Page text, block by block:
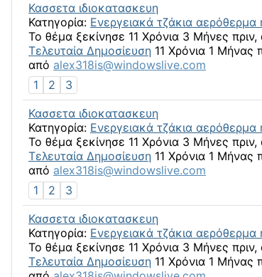
Κασσετα ιδιοκατασκευη
Κατηγορία: Ενεργειακά τζάκια αερόθερμα
Το θέμα ξεκίνησε 11 Χρόνια 3 Μήνες πριν,
Τελευταία Δημοσίευση 11 Χρόνια 1 Μήνας
από alex318is@windowslive.com
1
2
3
Κασσετα ιδιοκατασκευη
Κατηγορία: Ενεργειακά τζάκια αερόθερμα
Το θέμα ξεκίνησε 11 Χρόνια 3 Μήνες πριν,
Τελευταία Δημοσίευση 11 Χρόνια 1 Μήνας
από alex318is@windowslive.com
1
2
3
Κασσετα ιδιοκατασκευη
Κατηγορία: Ενεργειακά τζάκια αερόθερμα
Το θέμα ξεκίνησε 11 Χρόνια 3 Μήνες πριν,
Τελευταία Δημοσίευση 11 Χρόνια 1 Μήνας